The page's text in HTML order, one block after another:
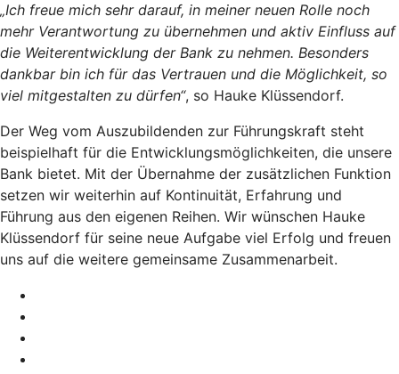
„Ich freue mich sehr darauf, in meiner neuen Rolle noch
mehr Verantwortung zu übernehmen und aktiv Einfluss auf
die Weiterentwicklung der Bank zu nehmen. Besonders
dankbar bin ich für das Vertrauen und die Möglichkeit, so
viel mitgestalten zu dürfen“, so Hauke Klüssendorf.
Der Weg vom Auszubildenden zur Führungskraft steht
beispielhaft für die Entwicklungsmöglichkeiten, die unsere
Bank bietet. Mit der Übernahme der zusätzlichen Funktion
setzen wir weiterhin auf Kontinuität, Erfahrung und
Führung aus den eigenen Reihen. Wir wünschen Hauke
Klüssendorf für seine neue Aufgabe viel Erfolg und freuen
uns auf die weitere gemeinsame Zusammenarbeit.